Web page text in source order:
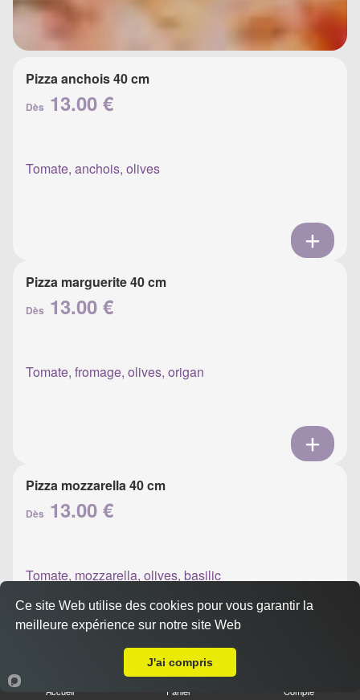
Pizza anchois 40 cm
Dès 13.00 €
Tomate, anchois, olives
Pizza marguerite 40 cm
Dès 13.00 €
Tomate, fromage, olives, origan
Pizza mozzarella 40 cm
Dès 13.00 €
Tomate, mozzarella, olives, basilic
Pizza napolitaine 40 cm
Accueil Panier Compte
Ce site Web utilise des cookies pour vous garantir la
meilleure expérience sur notre site Web
J'ai compris